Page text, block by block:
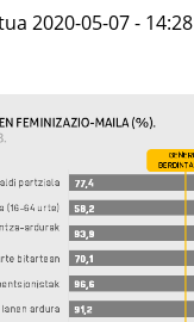
2020-05-07 - 14:28